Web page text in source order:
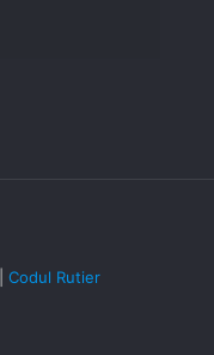
Codul Rutier